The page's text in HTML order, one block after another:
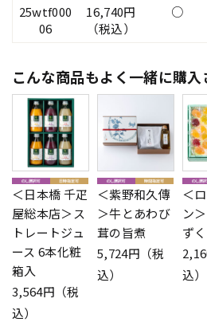
25wtf000
06
16,740円
（税込）
○
こんな商品もよく一緒に購入
＜日本橋 千疋
屋総本店＞ス
トレートジュ
ース 6本化粧
箱入
3,564円（税
込）
＜紫野和久傳
＞牛とあわび
茸の旨煮
5,724円（税
込）
＜
ン
ず
込）